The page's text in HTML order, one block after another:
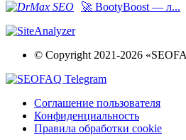
🚀 BootyBoost — л...
© Copyright 2021-2026
Соглашение пользователя
Конфиденциальность
Правила обработки cookie